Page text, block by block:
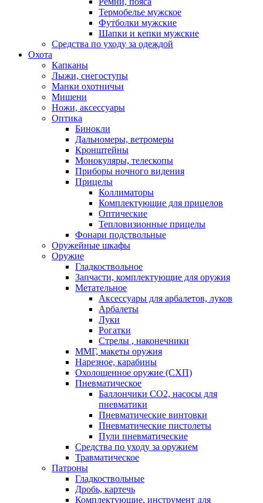
Термобелье мужское
Футболки мужские
Шапки и кепки мужские
Средства по уходу за одеждой
Охота
Капканы
Лыжи, снегоступы
Манки охотничьи
Мишени
Ножи, аксессуары
Оптика
Бинокли
Дальномеры, ветромеры
Кронштейны
Монокуляры, телескопы
Приборы ночного видения
Прицелы
Коллиматоры
Комплектующие для прицелов
Оптические
Тепловизионные прицелы
Фонари подствольные
Оружейные шкафы
Оружие
Гладкоствольное
Запчасти, комплектующие для оружия
Метательное
Аксессуары для арбалетов, луков
Арбалеты
Луки
Рогатки
Стрелы , наконечники
ММГ, макеты оружия
Нарезное, карабины
Охолощенное оружие (СХП)
Пневматическое
Баллончики СО2, насосы для
пневматики
Пневматические винтовки
Пневматические пистолеты
Пули пневматические
Средства по уходу за оружием
Травматическое
Патроны
Гладкоствольные
Дробь, картечь
Комплектующие, инструмент для